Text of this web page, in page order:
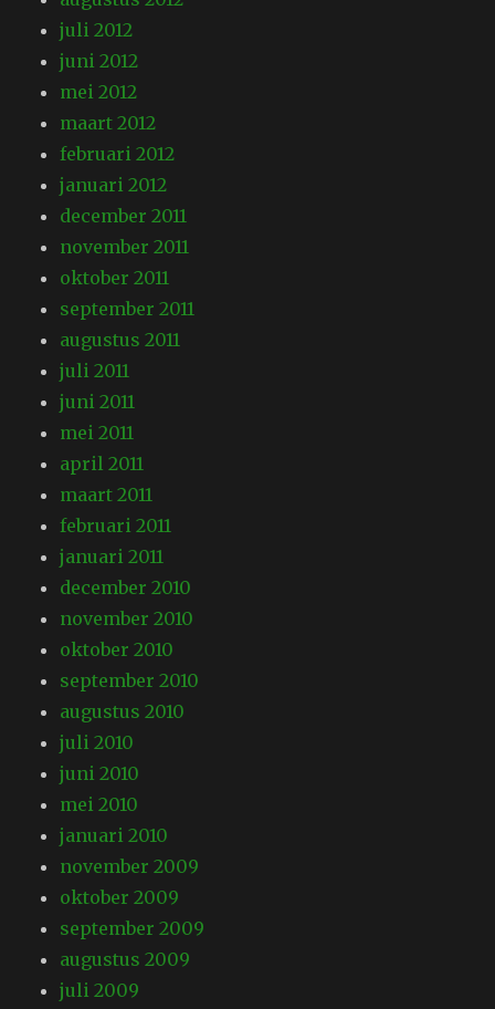
juli 2012
juni 2012
mei 2012
maart 2012
februari 2012
januari 2012
december 2011
november 2011
oktober 2011
september 2011
augustus 2011
juli 2011
juni 2011
mei 2011
april 2011
maart 2011
februari 2011
januari 2011
december 2010
november 2010
oktober 2010
september 2010
augustus 2010
juli 2010
juni 2010
mei 2010
januari 2010
november 2009
oktober 2009
september 2009
augustus 2009
juli 2009